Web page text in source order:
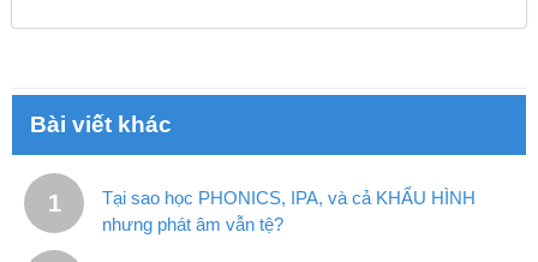
Bài viết khác
Tại sao học PHONICS, IPA, và cả KHẨU HÌNH
nhưng phát âm vẫn tệ?